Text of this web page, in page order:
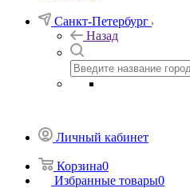
Санкт-Петербург
Назад
Личный кабинет
Корзина0
Избранные товары0